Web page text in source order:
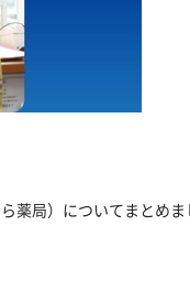
薬局）についてまとめ